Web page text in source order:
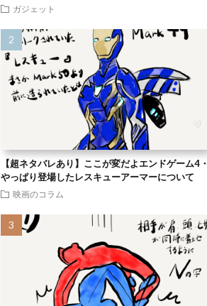
ガジェット
【超ネタバレあり】ここが変だよエンドゲーム4・
やっぱり登場したレスキューアーマーについて
映画のコラム